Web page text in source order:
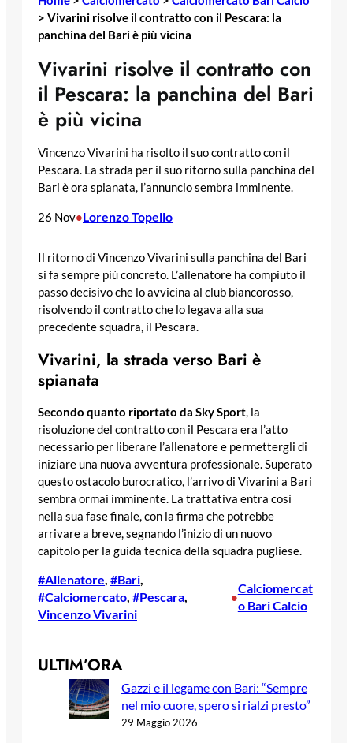
> Vivarini risolve il contratto con il Pescara: la
panchina del Bari è più vicina
Vivarini risolve il contratto con
il Pescara: la panchina del Bari
è più vicina
Vincenzo Vivarini ha risolto il suo contratto con il
Pescara. La strada per il suo ritorno sulla panchina del
Bari è ora spianata, l’annuncio sembra imminente.
26 Nov•Lorenzo Topello
Il ritorno di Vincenzo Vivarini sulla panchina del Bari
si fa sempre più concreto. L’allenatore ha compiuto il
passo decisivo che lo avvicina al club biancorosso,
risolvendo il contratto che lo legava alla sua
precedente squadra, il Pescara.
Vivarini, la strada verso Bari è
spianata
Secondo quanto riportato da Sky Sport, la
risoluzione del contratto con il Pescara era l’atto
necessario per liberare l’allenatore e permettergli di
iniziare una nuova avventura professionale. Superato
questo ostacolo burocratico, l’arrivo di Vivarini a Bari
sembra ormai imminente. La trattativa entra così
nella sua fase finale, con la firma che potrebbe
arrivare a breve, segnando l’inizio di un nuovo
capitolo per la guida tecnica della squadra pugliese.
#Allenatore, #Bari
#Calciomercato, #Pescara
Vincenzo Vivarini
•
Calciomercat
o Bari Calcio
ULTIM’ORA
Gazzi e il legame con Bari: “Sempre
nel mio cuore, spero si rialzi presto”
29 Maggio 2026